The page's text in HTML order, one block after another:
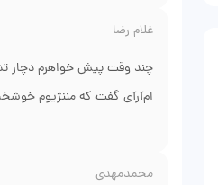
غلام رضا
چند وقت پیش خواهرم دچار
ام‌آر‌آی گفت که مننژیوم
عمل رو با موفقیت انجام
محمدمهدی